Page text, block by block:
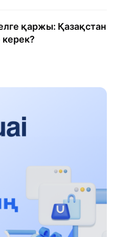
қаржы: Қазақстан
облысында
күшті